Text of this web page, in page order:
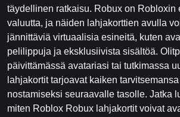
täydellinen ratkaisu. Robux on Robloxin
valuutta, ja näiden lahjakorttien avulla
jännittäviä virtuaalisia esineitä, kuten
pelilippuja ja eksklusiivista sisältöä.
päivittämässä avatariasi tai tutkimassa
lahjakortit tarjoavat kaiken
nostamiseksi seuraavalle tasolle. Jatka
miten Roblox Robux lahjakortit voivat